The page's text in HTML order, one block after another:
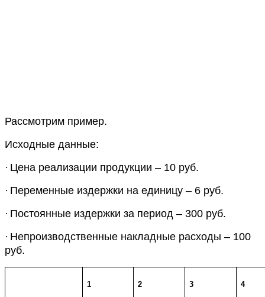
Рассмотрим пример.
Исходные данные:
· Цена реализации продукции – 10 руб.
· Переменные издержки на единицу – 6 руб.
· Постоянные издержки за период – 300 руб.
· Непроизводственные накладные расходы – 100
руб.
1 2 3 4